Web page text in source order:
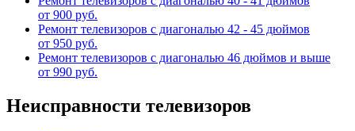
от 900 руб.
Ремонт телевизоров с диагональю 42 - 45 дюймов
от 950 руб.
Ремонт телевизоров с диагональю 46 дюймов и выше
от 990 руб.
Неисправности телевизоров